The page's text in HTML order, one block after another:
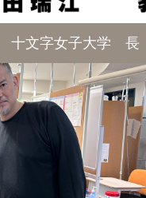
十文字女子大学 長